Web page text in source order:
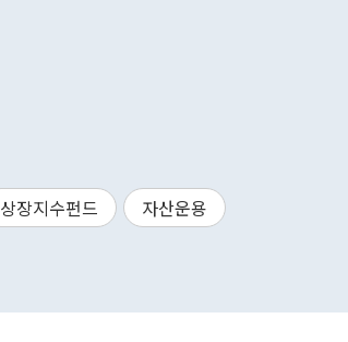
상장지수펀드
자산운용